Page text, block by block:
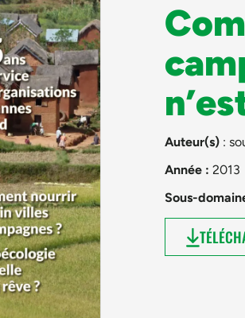
Auteur(s) :
Année : 2013
Sous-